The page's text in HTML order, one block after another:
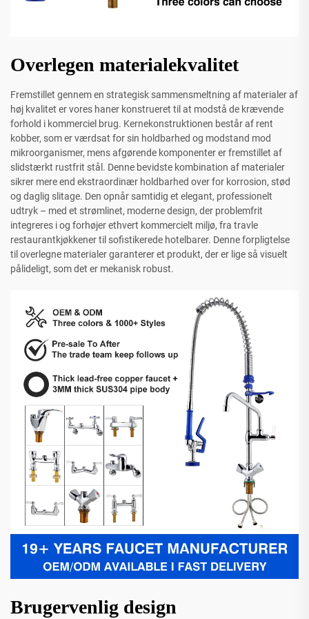
Overlegen materialekvalitet
Fremstillet gennem en strategisk sammensmeltning af materialer af
høj kvalitet er vores haner konstrueret til at modstå de krævende
forhold i kommerciel brug. Kernekonstruktionen består af rent
kobber, som er værdsat for sin holdbarhed og modstand mod
mikroorganismer, mens afgørende komponenter er fremstillet af
slidstærkt rustfrit stål. Denne bevidste kombination af materialer
sikrer mere end ekstraordinær holdbarhed over for korrosion, stød
og daglig slitage. Den opnår samtidig et elegant, professionelt
udtryk – med et strømlinet, moderne design, der problemfrit
integreres i og forhøjer ethvert kommercielt miljø, fra travle
restaurantkjøkkener til sofistikerede hotelbarer. Denne forpligtelse
til overlegne materialer garanterer et produkt, der er lige så visuelt
pålideligt, som det er mekanisk robust.
Brugervenlig design